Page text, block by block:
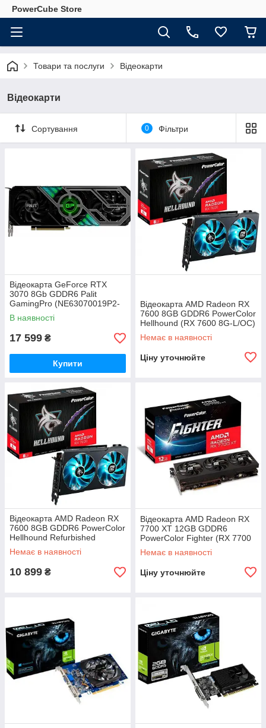
PowerCube Store
Товари та послуги Відеокарти
Відеокарти
Сортування 0 Фільтри
Відеокарта GeForce RTX
3070 8Gb GDDR6 Palit
GamingPro (NE63070019P2-
1041A) Refurbished
В наявності
17 599 ₴
Купити
Відеокарта AMD Radeon RX
7600 8GB GDDR6 PowerColor
Hellhound (RX 7600 8G-L/­OC)
Немає в наявності
Ціну уточнюйте
Відеокарта AMD Radeon RX
7600 8GB GDDR6 PowerColor
Hellhound Refurbished
Немає в наявності
10 899 ₴
Відеокарта AMD Radeon RX
7700 XT 12GB GDDR6
PowerColor Fighter (RX 7700
XT 12G-F/OC)
Немає в наявності
Ціну уточнюйте